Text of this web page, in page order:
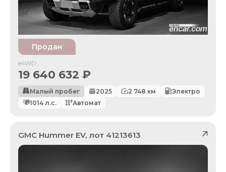
Продан
e4WD
19 640 632 ₽
Малый пробег 2025 2 748 км
Электро
1014 л.с. Автомат
GMC Hummer EV, лот 41213613